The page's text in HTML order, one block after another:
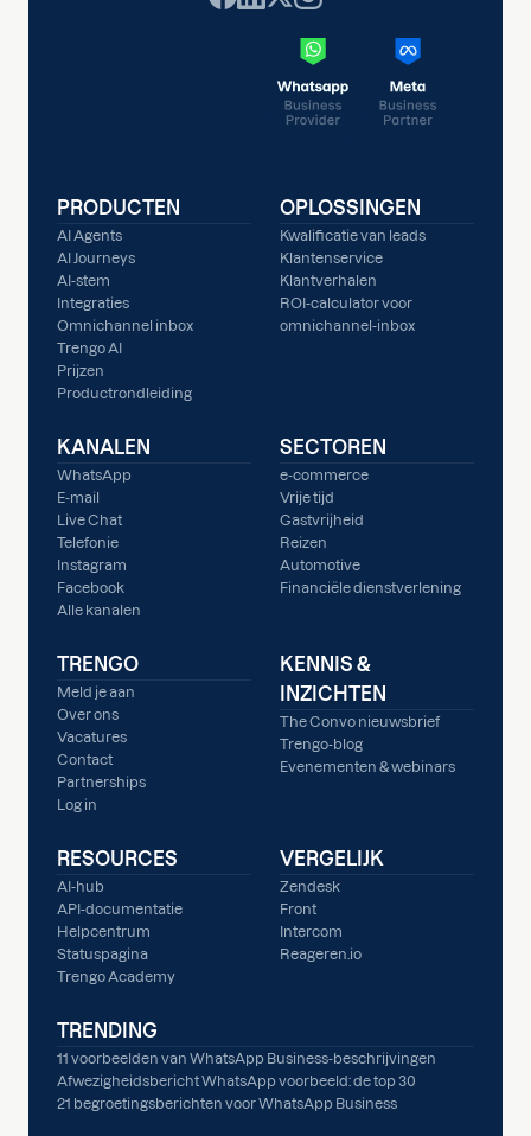
PRODUCTEN
AI Agents
AI Journeys
AI-stem
Integraties
Omnichannel inbox
Trengo AI
Prijzen
Productrondleiding
OPLOSSINGEN
Kwalificatie van leads
Klantenservice
Klantverhalen
ROI-calculator voor
omnichannel-inbox
KANALEN
WhatsApp
E-mail
Live Chat
Telefonie
Instagram
Facebook
Alle kanalen
SECTOREN
e-commerce
Vrije tijd
Gastvrijheid
Reizen
Automotive
Financiële dienstverlening
TRENGO
Meld je aan
Over ons
Vacatures
Contact
Partnerships
Log in
KENNIS &
INZICHTEN
The Convo nieuwsbrief
Trengo-blog
Evenementen & webinars
RESOURCES
AI-hub
API-documentatie
Helpcentrum
Statuspagina
Trengo Academy
VERGELIJK
Zendesk
Front
Intercom
Reageren.io
TRENDING
11 voorbeelden van WhatsApp Business-beschrijvingen
Afwezigheidsbericht WhatsApp voorbeeld: de top 30
21 begroetingsberichten voor WhatsApp Business